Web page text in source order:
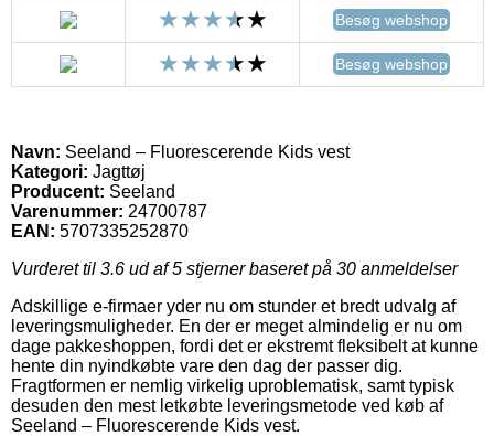
Besøg webshop
Besøg webshop
Navn: Seeland – Fluorescerende Kids vest
Kategori: Jagttøj
Producent: Seeland
Varenummer: 24700787
EAN: 5707335252870
Vurderet til 3.6 ud af 5 stjerner baseret på 30 anmeldelser
Adskillige e-firmaer yder nu om stunder et bredt udvalg af
leveringsmuligheder. En der er meget almindelig er nu om
dage pakkeshoppen, fordi det er ekstremt fleksibelt at kunne
hente din nyindkøbte vare den dag der passer dig.
Fragtformen er nemlig virkelig uproblematisk, samt typisk
desuden den mest letkøbte leveringsmetode ved køb af
Seeland – Fluorescerende Kids vest.